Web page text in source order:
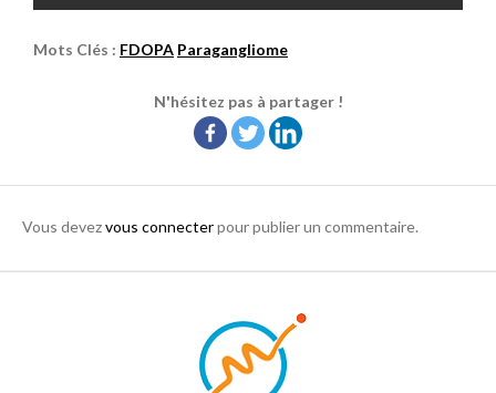
Mots Clés : FDOPA Paragangliome
N'hésitez pas à partager !
Vous devezvous connecterpour publier un commentaire.